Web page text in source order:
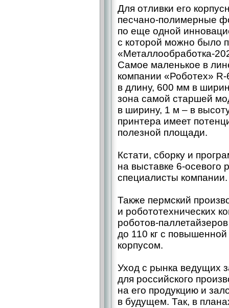
Для отливки его
песчано-­полимерные
по еще одной
с которой можно было
«Металлообработка-
Самое маленькое в
компании «Роботех»
в длину, 600 мм в
зона самой старшей
в ширину, 1 м – ​в
принтера имеет
полезной площади.
Кстати, сборку и
на выставке
специалисты компании.
Также пермский
и робототехнических
роботов-
до 110 кг с
корпусом.
Уход с рынка ведущих
для российского
на его продукцию и
в будущем. Так, в